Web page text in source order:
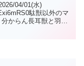
04/01(水)
駄獣以外のマ
からん長耳獣と羽獣